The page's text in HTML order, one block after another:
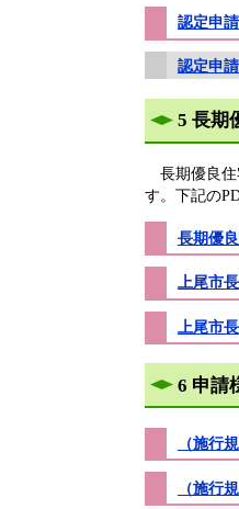
認定申
認定申
5 長期
長期優良住
す。下記の
長期優
上尾市
上尾市
6 申請
（施行
（施行